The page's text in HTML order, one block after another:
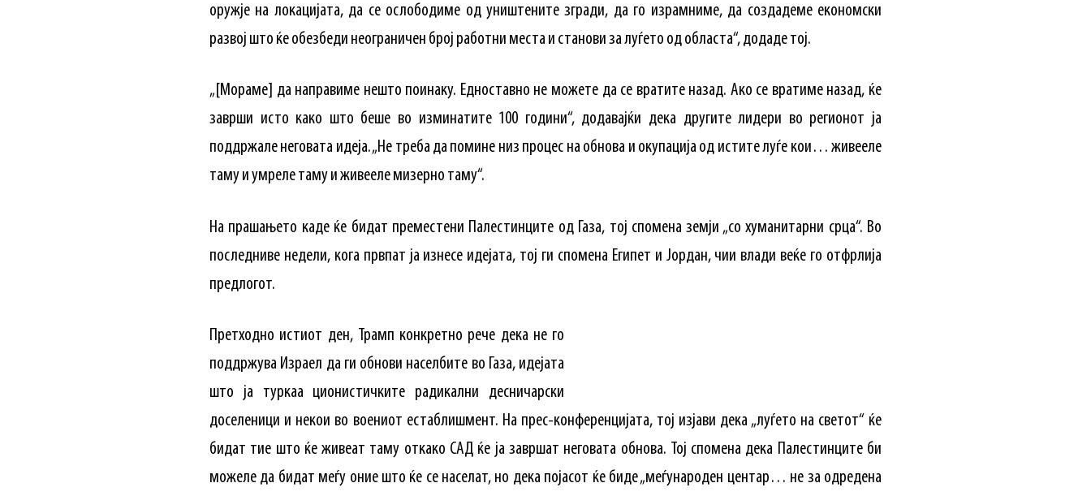
оружје на локацијата, да се ослободиме од уништените згради, да го израмниме, да создадеме економски
развој што ќе обезбеди неограничен број работни места и станови за луѓето од областа“, додаде тој.
„[Мораме] да направиме нешто поинаку. Едноставно не можете да се вратите назад. Ако се вратиме назад, ќе
заврши исто како што беше во изминатите 100 години“, додавајќи дека другите лидери во регионот ја
поддржале неговата идеја. „Не треба да помине низ процес на обнова и окупација од истите луѓе кои… живееле
таму и умреле таму и живееле мизерно таму“.
На прашањето каде ќе бидат преместени Палестинците од Газа, тој спомена земји „со хуманитарни срца“. Во
последниве недели, кога првпат ја изнесе идејата, тој ги спомена Египет и Јордан, чии влади веќе го отфрлија
предлогот.
Претходно истиот ден, Трамп конкретно рече дека не го
поддржува Израел да ги обнови населбите во Газа, идејата
што ја туркаа ционистичките радикални десничарски
доселеници и некои во воениот естаблишмент. На прес-конференцијата, тој изјави дека „луѓето на светот“ ќе
бидат тие што ќе живеат таму откако САД ќе ја завршат неговата обнова. Тој спомена дека Палестинците би
можеле да бидат меѓу оние што ќе се населат, но дека појасот ќе биде „меѓународен центар… не за одредена